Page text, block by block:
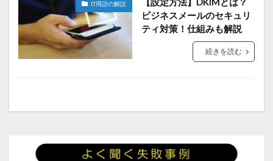
IT用語の解説
ビジネスメールのセキュリ
ティ対策！仕組みも解説
続きを読む